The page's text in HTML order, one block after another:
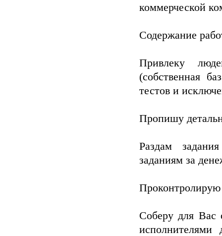
коммерческой
Содержание
Привлеку
(собственная
тестов и
Пропишу
Раздам
заданиям за
Соберу для Вас